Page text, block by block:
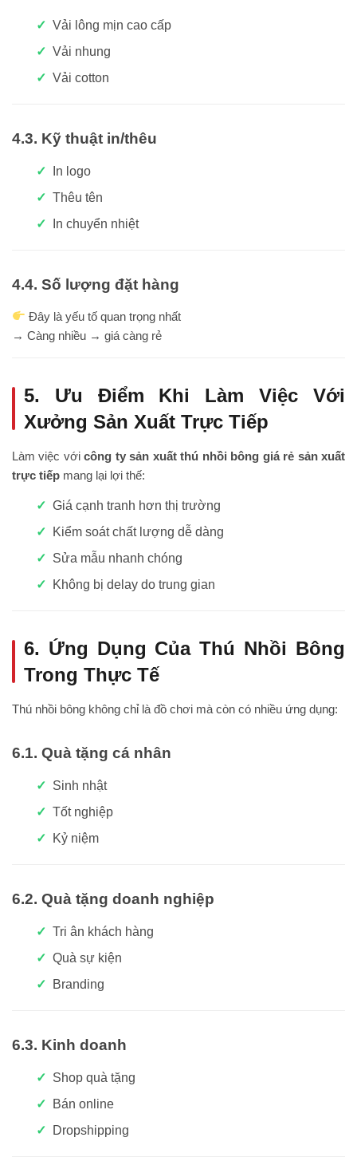
Vải lông mịn cao cấp
Vải nhung
Vải cotton
4.3. Kỹ thuật in/thêu
In logo
Thêu tên
In chuyển nhiệt
4.4. Số lượng đặt hàng
Đây là yếu tố quan trọng nhất
→ Càng nhiều → giá càng rẻ
5. Ưu Điểm Khi Làm Việc Với
Xưởng Sản Xuất Trực Tiếp
Làm việc vớicông ty sản xuất thú nhồi bông giá rẻ sản xuất
trực tiếp mang lại lợi thế:
Giá cạnh tranh hơn thị trường
Kiểm soát chất lượng dễ dàng
Sửa mẫu nhanh chóng
Không bị delay do trung gian
6. Ứng Dụng Của Thú Nhồi Bông
Trong Thực Tế
Thú nhồi bông không chỉ là đồ chơi mà còn có nhiều ứng dụng:
6.1. Quà tặng cá nhân
Sinh nhật
Tốt nghiệp
Kỷ niệm
6.2. Quà tặng doanh nghiệp
Tri ân khách hàng
Quà sự kiện
Branding
6.3. Kinh doanh
Shop quà tặng
Bán online
Dropshipping